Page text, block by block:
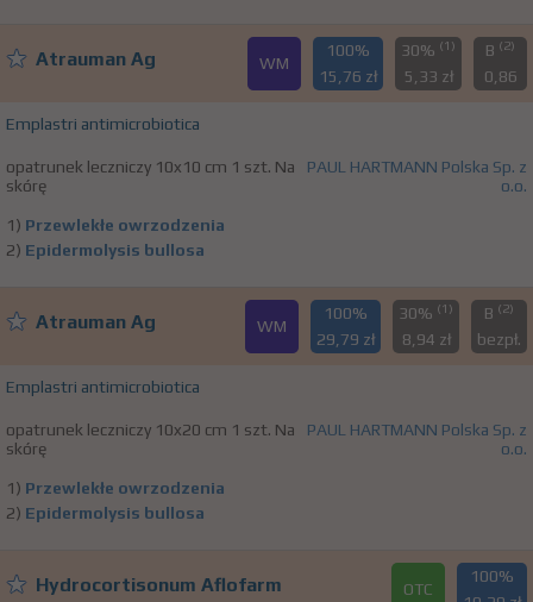
Atrauman Ag WM
100%
15,76 zł
30% (1)
5,33 zł
B (2)
0,86
Emplastri antimicrobiotica
opatrunek leczniczy 10x10 cm 1 szt. Na
skórę
PAUL HARTMANN Polska Sp. z
o.o.
1) Przewlekłe owrzodzenia
2) Epidermolysis bullosa
Atrauman Ag WM
100%
29,79 zł
30% (1)
8,94 zł
B (2)
bezpł.
Emplastri antimicrobiotica
opatrunek leczniczy 10x20 cm 1 szt. Na
skórę
PAUL HARTMANN Polska Sp. z
o.o.
1) Przewlekłe owrzodzenia
2) Epidermolysis bullosa
Hydrocortisonum Aflofarm OTC
100%